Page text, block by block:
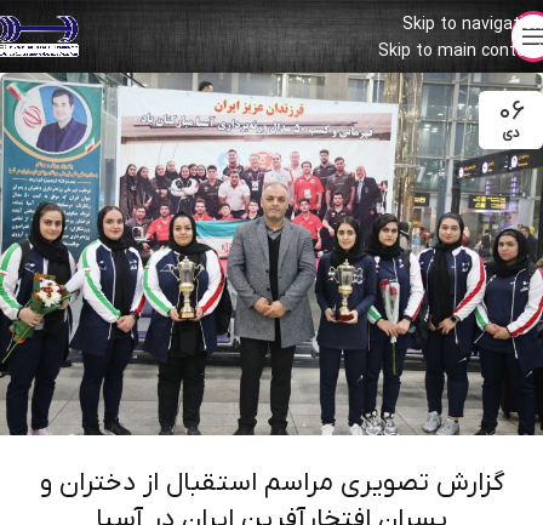
Skip to navigation
Skip to main content
۰۶
دی
گزارش تصویری مراسم استقبال از دختران و